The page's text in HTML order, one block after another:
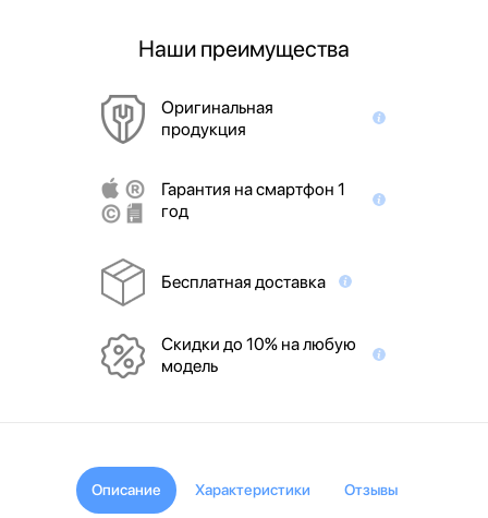
Наши преимущества
Оригинальная
продукция
Гарантия на смартфон 1
год
Бесплатная доставка
Скидки до 10% на любую
модель
Описание Характеристики Отзывы